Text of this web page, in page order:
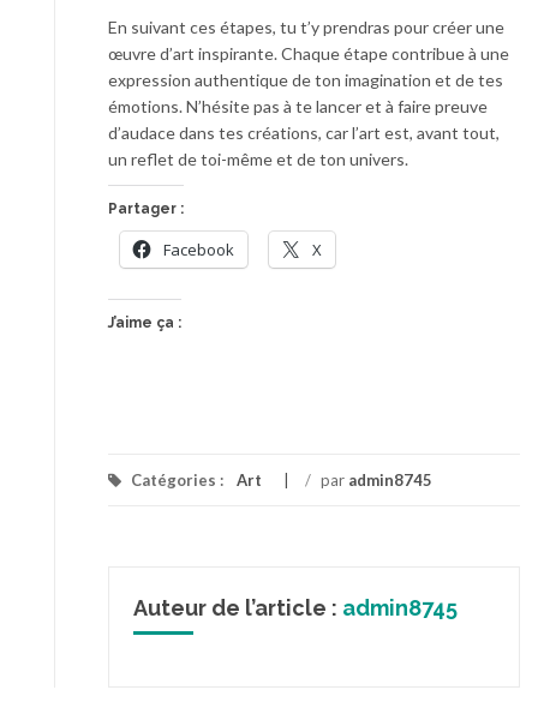
En suivant ces étapes, tu t’y prendras pour créer une
œuvre d’art inspirante. Chaque étape contribue à une
expression authentique de ton imagination et de tes
émotions. N’hésite pas à te lancer et à faire preuve
d’audace dans tes créations, car l’art est, avant tout,
un reflet de toi-même et de ton univers.
Partager :
Facebook X
J’aime ça :
Catégories : Art / par admin8745
Auteur de l’article : admin8745